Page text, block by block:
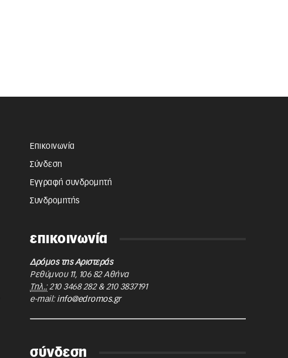
Επικοινωνία
Σύνδεση
Εγγραφή συνδρομητή
Συνδρομητής
επικοινωνία
Δρόμος της Αριστεράς
Ρεθύμνου 11, 106 82 Αθήνα
Τηλ.: 210 3468 282& 210 3837191
e-mail: info@edromos.gr
σύνδεση